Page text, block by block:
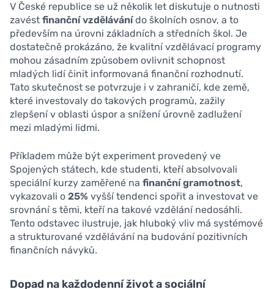
V České republice se už několik let diskutuje o nutnosti
zavést finanční vzdělávánído školních osnov, a to
především na úrovni základních a středních škol. Je
dostatečně prokázáno, že kvalitní vzdělávací programy
mohou zásadním způsobem ovlivnit schopnost
mladých lidí činit informovaná finanční rozhodnutí.
Tato skutečnost se potvrzuje i v zahraničí, kde země,
které investovaly do takových programů, zažily
zlepšení v oblasti úspor a snížení úrovně zadlužení
mezi mladými lidmi.
Příkladem může být experiment provedený ve
Spojených státech, kde studenti, kteří absolvovali
speciální kurzy zaměřené na finanční gramotnost,
vykazovali o 25% vyšší tendenci spořit a investovat ve
srovnání s těmi, kteří na takové vzdělání nedosáhli.
Tento odstavec ilustruje, jak hluboký vliv má systémové
a strukturované vzdělávání na budování pozitivních
finančních návyků.
Dopad na každodenní život a sociální